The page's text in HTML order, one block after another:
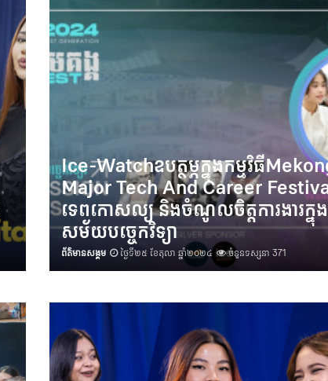
Ice-Watchឧបត្ថម្ភក្នុងកម្មវិធី
Major Tech And Career
ទេពកោសល្យ និងចំណូលចិត្តការងារក្នុង
សម័យបច្ចេកវិទ្យា
ព័ត៌មានសង្គម ថ្ងៃទី២៥ ខែតុលា ឆ្នាំ២០២៤ ចំនួនទស្សនា 371